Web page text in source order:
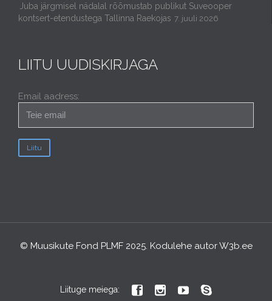
Juba järgmisel nädalal rõõmustab publikut Suveooper
kontsert-etendustega Tallinna Raekojas 7. juuli 2026
LIITU UUDISKIRJAGA
Email aadress:
© Muusikute Fond PLMF 2025. Kodulehe autorW3b.ee
Liituge meiega:    